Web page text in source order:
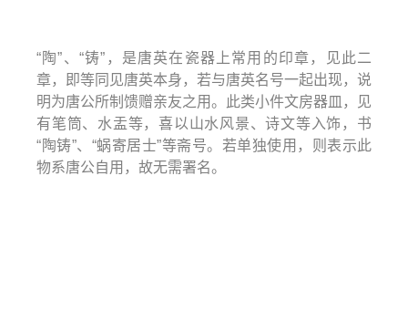
“陶”、“铸”，是唐英在瓷器上常用的印章，见此二
章，即等同见唐英本身，若与唐英名号一起出现，说
明为唐公所制馈赠亲友之用。此类小件文房器皿，见
有笔筒、水盂等，喜以山水风景、诗文等入饰，书
“陶铸”、“蜗寄居士”等斋号。若单独使用，则表示此
物系唐公自用，故无需署名。